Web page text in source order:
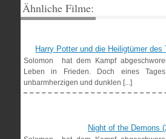
Ähnliche Filme:
Harry Potter und die Heiligtümer des
Solomon hat dem Kampf
Leben in Frieden. Doch eines
unbarmherzigen und dunklen [...]
Night of the Demons